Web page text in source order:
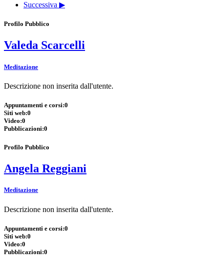
Successiva ▶
Profilo Pubblico
Valeda Scarcelli
Meditazione
Descrizione non inserita dall'utente.
Appuntamenti e corsi:0
Siti web:0
Video:0
Pubblicazioni:0
Profilo Pubblico
Angela Reggiani
Meditazione
Descrizione non inserita dall'utente.
Appuntamenti e corsi:0
Siti web:0
Video:0
Pubblicazioni:0